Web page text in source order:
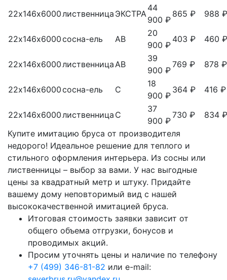
22х146х6000лиственница ЭКСТРА
44
900 ₽
865 ₽ 988 ₽
22х146х6000сосна-ель АВ
20
900 ₽
403 ₽ 460 ₽
22х146х6000лиственница АВ
39
900 ₽
769 ₽ 878 ₽
22х146х6000сосна-ель С
18
900 ₽
364 ₽ 416 ₽
22х146х6000лиственница С
37
900 ₽
730 ₽
834 ₽
Купите имитацию бруса от производителя
недорого! Идеальное решение для теплого и
стильного оформления интерьера. Из сосны или
лиственницы – выбор за вами. У нас выгодные
цены за квадратный метр и штуку. Придайте
вашему дому неповторимый вид с нашей
высококачественной имитацией бруса.
Итоговая стоимость заявки зависит от
общего объема отгрузки, бонусов и
проводимых акций.
Просим уточнять цены и наличие по телефону
+7 (499) 346-81-82 или e-mail: